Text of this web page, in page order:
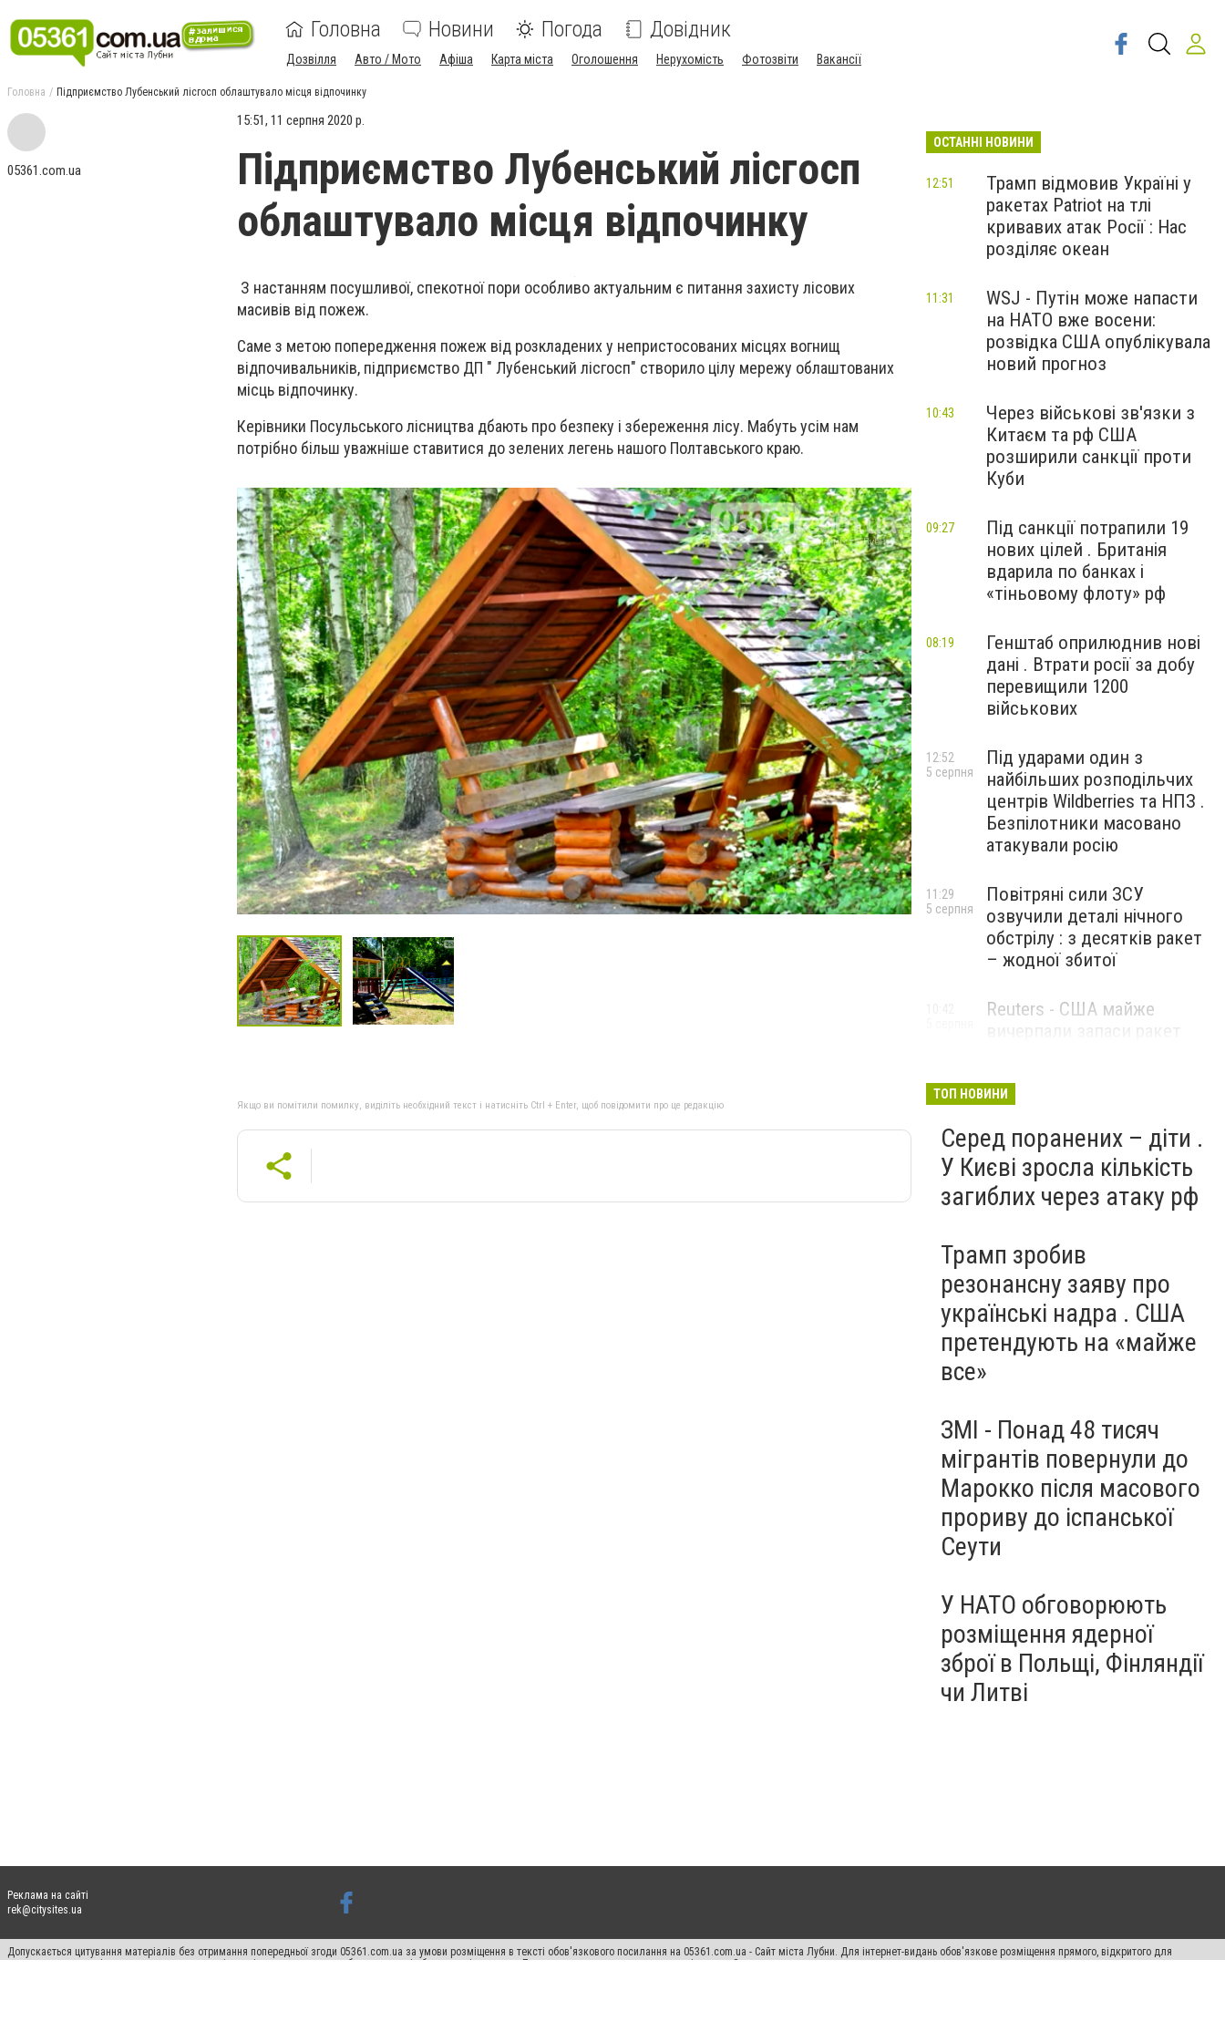
Головна Новини Погода Довідник
Дозвілля Авто / Мото Афіша Карта міста Оголошення Нерухомість Фотозвіти Вакансії
Головна Підприємство Лубенський лісгосп облаштувало місця відпочинку
05361.com.ua
15:51, 11 серпня 2020 р.
Підприємство Лубенський лісгосп
облаштувало місця відпочинку
З настанням посушливої, спекотної пори особливо актуальним є питання захисту лісових
масивів від пожеж.
Саме з метою попередження пожеж від розкладених у непристосованих місцях вогнищ
відпочивальників, підприємство ДП " Лубенський лісгосп" створило цілу мережу облаштованих
місць відпочинку.
Керівники Посульського лісництва дбають про безпеку і збереження лісу. Мабуть усім нам
потрібно більш уважніше ставитися до зелених легень нашого Полтавського краю.
Якщо ви помітили помилку, виділіть необхідний текст і натисніть Ctrl + Enter, щоб повідомити про це редакцію
ОСТАННІ НОВИНИ
Трамп відмовив Україні у
ракетах Patriot на тлі
кривавих атак Росії : Нас
розділяє океан
12:51
WSJ - Путін може напасти
на НАТО вже восени:
розвідка США опублікувала
новий прогноз
11:31
Через військові зв'язки з
Китаєм та рф США
розширили санкції проти
Куби
10:43
Під санкції потрапили 19
нових цілей . Британія
вдарила по банках і
«тіньовому флоту» рф
09:27
Генштаб оприлюднив нові
дані . Втрати росії за добу
перевищили 1200
військових
08:19
Під ударами один з
найбільших розподільчих
центрів Wildberries та НПЗ .
Безпілотники масовано
атакували росію
12:52
5 серпня
Повітряні сили ЗСУ
озвучили деталі нічного
обстрілу : з десятків ракет
– жодної збитої
11:29
5 серпня
Reuters - США майже
ТОП НОВИНИ
Серед поранених – діти .
У Києві зросла кількість
загиблих через атаку рф
Трамп зробив
резонансну заяву про
українські надра . США
претендують на «майже
все»
ЗМІ - Понад 48 тисяч
мігрантів повернули до
Марокко після масового
прориву до іспанської
Сеути
У НАТО обговорюють
розміщення ядерної
зброї в Польщі, Фінляндії
чи Литві
Реклама на сайті
rek@citysites.ua
Допускається цитування матеріалів без отримання попередньої згоди 05361.com.ua за умови розміщення в тексті обов'язкового посилання на 05361.com.ua - Сайт міста Лубни. Для інтернет-видань обов'язкове розміщення прямого, відкритого для
пошукових систем гіперпосилання на цитовані статті не нижче другого абзацу в тексті або в якості джерела. Порушення виняткових прав переслідується Законом.